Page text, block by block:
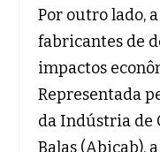
Por outro lado,
fabricantes de
impactos
Representada
da Indústria de
Balas (Abicab),